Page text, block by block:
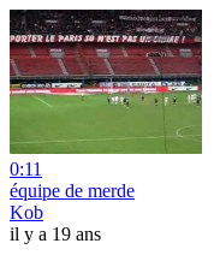
0:11
équipe de merde
Kob
il y a 19 ans